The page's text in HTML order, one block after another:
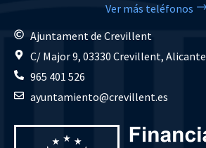
Ver más teléfonos
Ajuntament de Crevillent
C/ Major 9, 03330 Crevillent, Alicante
965 401 526
ayuntamiento@crevillent.es